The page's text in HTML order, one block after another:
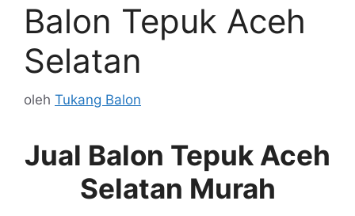
Balon Tepuk Aceh
Selatan
oleh Tukang Balon
Jual Balon Tepuk Aceh
Selatan Murah